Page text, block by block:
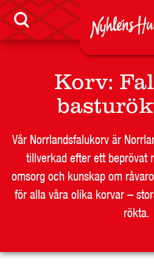
BUTIKSSIDA
RESTAURANG OCH
SKOLA
JOBB
PRESS
Korv:
Vår Norrlandsfalukorv är
tillverkad efter ett beprövat
omsorg och kunskap om
för alla våra olika korvar –
rökta.